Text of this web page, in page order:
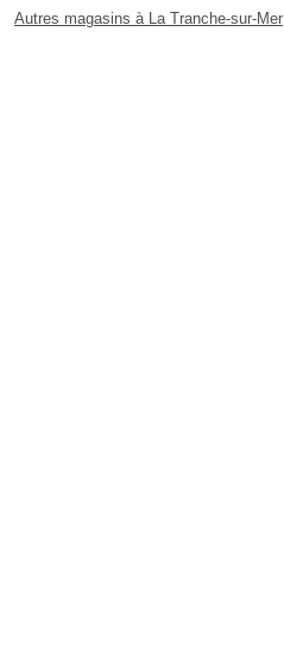
Autres magasins à La Tranche-sur-Mer